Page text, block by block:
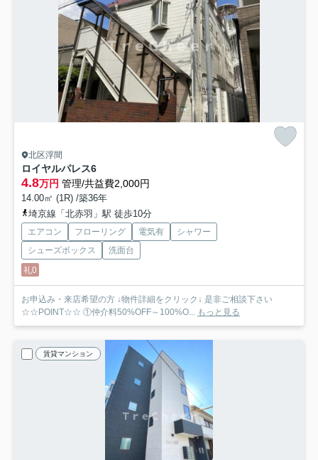
北区浮間
ロイヤルパレス6
4.8万円 管理/共益費2,000円
14.00㎡ (1R) /築36年
埼京線「北赤羽」駅 徒歩10分
エアコン フローリング 電気有
シャワー
シューズボックス
洗面台
礼0
お申込み・来店希望の方 ↓物件詳細をクリック↓ 是非ご相談下さい
☆☆POINT☆☆ ①仲介料50%OFF～100%O... もっと見る
賃貸マンション